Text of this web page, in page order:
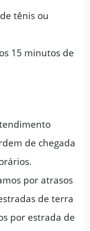
tênis ou
15 minutos de
de chegada
por atrasos
de terra
por estrada de